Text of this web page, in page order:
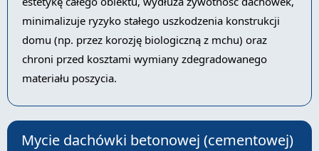
minimalizuje ryzyko stałego uszkodzenia konstrukcji
domu (np. przez korozję biologiczną z mchu) oraz
chroni przed kosztami wymiany zdegradowanego
materiału poszycia.
Mycie dachówki betonowej (cementowej)